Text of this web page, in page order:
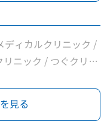
療法人社団成東会松
すだクリニック
ディカルクリニック /
ニック / つぐクリニ
沼内科 / 医療法人社
成宗診療所 / 今関医
療法人社団成東会松
見る